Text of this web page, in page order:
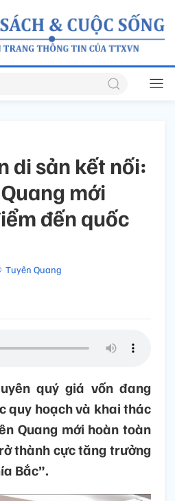
di sản kết nối:
mới
đến quốc
Tuyên Quang
quý giá vốn đang
quy hoạch và khai thác
Quang mới hoàn toàn
thành cực tăng trưởng
Bắc”.